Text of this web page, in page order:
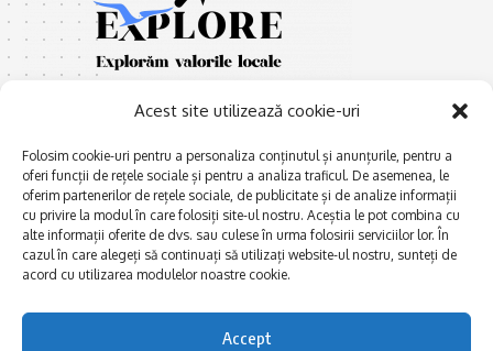
Acest site utilizează cookie-uri
Folosim cookie-uri pentru a personaliza conținutul și anunțurile, pentru a
oferi funcții de rețele sociale și pentru a analiza traficul. De asemenea, le
oferim partenerilor de rețele sociale, de publicitate și de analize informații
cu privire la modul în care folosiți site-ul nostru. Aceștia le pot combina cu
alte informații oferite de dvs. sau culese în urma folosirii serviciilor lor. În
cazul în care alegeți să continuați să utilizați website-ul nostru, sunteți de
acord cu utilizarea modulelor noastre cookie.
Accept
E xplorăm Dobrogea,
Explorăm valorile locale:
Deltă, Litoral, cele mai mari
biserici și mănăstiri, cele mai
Afaceri și meșteșuguri
Actualitate